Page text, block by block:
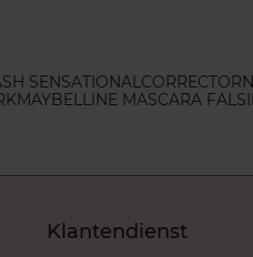
SENSATIONAL CORRECTOR
MAYBELLINE MASCARA
Klantendienst